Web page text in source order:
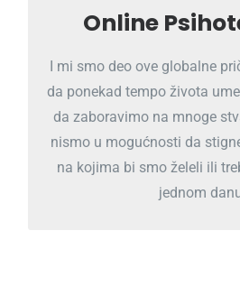
Online
I mi smo deo ove globalne
da ponekad tempo života
da zaboravimo na mnoge
nismo u mogućnosti da
na kojima bi smo želeli ili
jednom